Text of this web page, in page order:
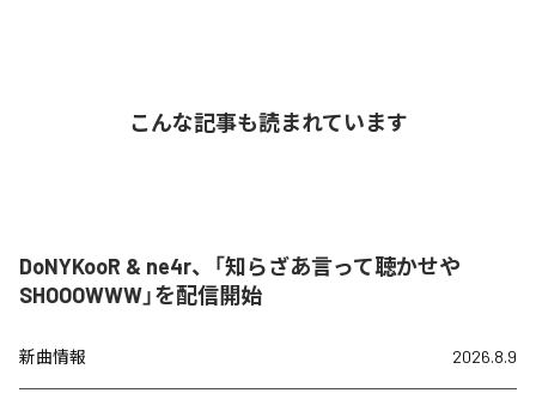
こんな記事も読まれています
DoNYKooR & ne4r、「知らざあ言って聴かせや
SHOOOWWW」を配信開始
新曲情報 2026.8.9